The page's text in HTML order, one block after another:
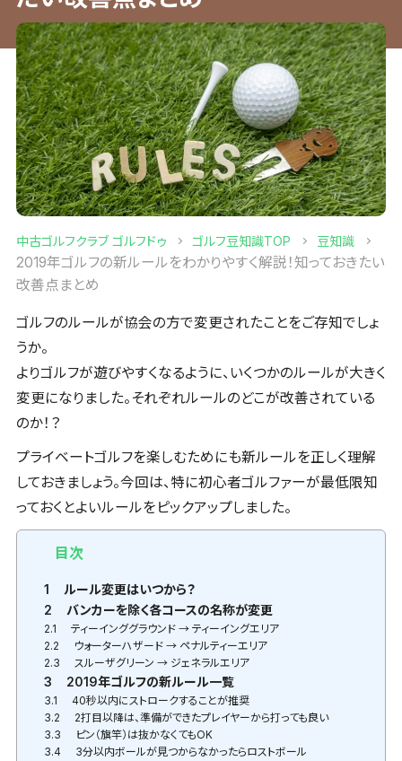
中古ゴルフクラブ ゴルフドゥ ゴルフ豆知識TOP 豆知識
2019年ゴルフの新ルールをわかりやすく解説！知っておきたい
改善点まとめ
ゴルフのルールが協会の方で変更されたことをご存知でしょ
うか。
よりゴルフが遊びやすくなるように、いくつかのルールが大きく
変更になりました。それぞれルールのどこが改善されている
のか！？
プライベートゴルフを楽しむためにも新ルールを正しく理解
しておきましょう。今回は、特に初心者ゴルファーが最低限知
っておくとよいルールをピックアップしました。
目次
1
ルール変更はいつから？
2
バンカーを除く各コースの名称が変更
2.1
ティーインググラウンド → ティーイングエリア
2.2
ウォーターハザード → ペナルティーエリア
2.3
スルーザグリーン → ジェネラルエリア
3 2019年ゴルフの新ルール一覧
3.1
40秒以内にストロークすることが推奨
3.2
2打目以降は、準備ができたプレイヤーから打っても良い
3.3
ピン（旗竿）は抜かなくてもOK
3.4
3分以内ボールが見つからなかったらロストボール